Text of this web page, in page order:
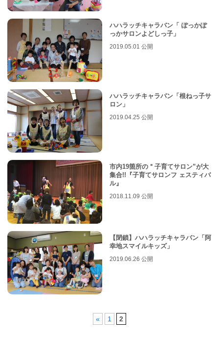
ハハラッチキャラバン「 ぽっかぽ
っかサロンよどしっ子」
2019.05.01 公開
ハハラッチキャラバン「根ねっ子サ
ロン」
2019.04.25 公開
市内19箇所の＂子育てサロン”が大
集合!!『子育てサロンフ ェスティバ
ル』
2018.11.09 公開
【閉鎖】ハハラッチキャラバン「阿
幸地スマイルキッズ」
2019.06.26 公開
« 1 2